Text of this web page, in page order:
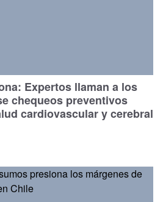
Expertos llaman a los
chequeos preventivos
cardiovascular y cerebral